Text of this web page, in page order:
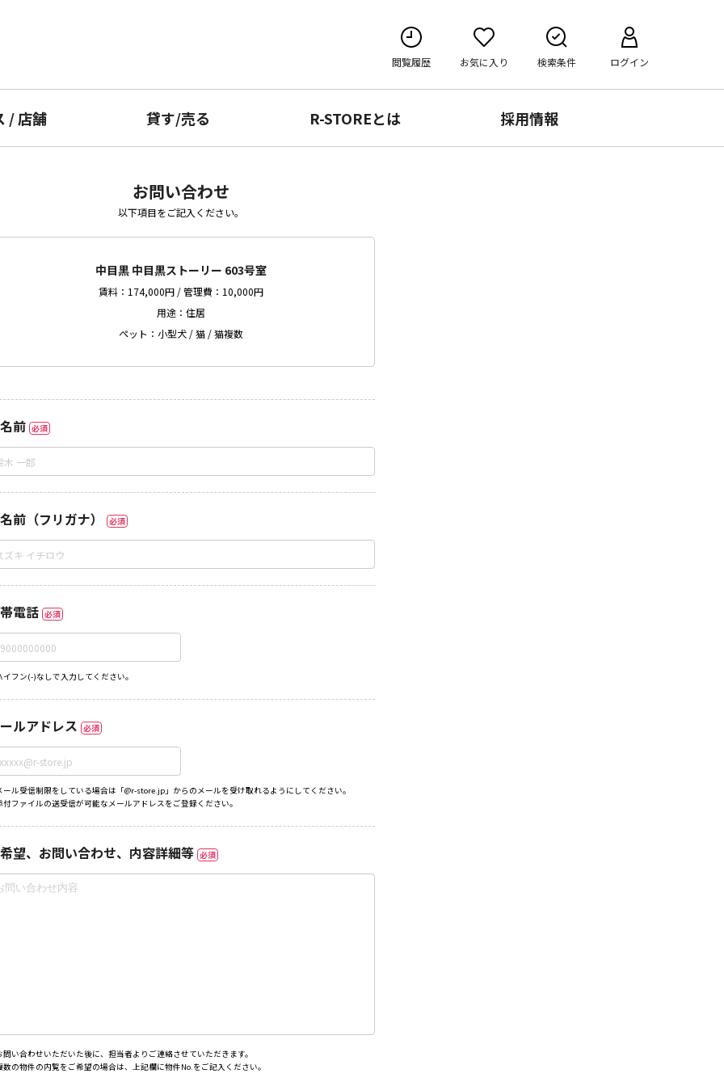
閲覧履歴 お気に入り 検索条件 ログイン
/店舗 貸す/売る R-STOREとは 採用情報
お問い合わせ
以下項目をご記入ください。
中目黒 中目黒ストーリー 603号室
賃料：174,000円 / 管理費：10,000円
用途：住居
ペット：小型犬 / 猫 / 猫複数
前 必須
前（フリガナ） 必須
電話 必須
フン(-)なしで入力してください。
ルアドレス 必須
ル受信制限をしている場合は「@r-store.jp」からのメールを受け取れるようにしてください。
ファイルの送受信が可能なメールアドレスをご登録ください。
望、お問い合わせ、内容詳細等 必須
い合わせいただいた後に、担当者よりご連絡させていただきます。
の物件の内覧をご希望の場合は、上記欄に物件No.をご記入ください。